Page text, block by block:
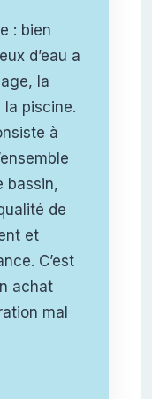
: bien
d’eau a
la
la piscine.
à
bassin,
de
et
C’est
achat
mal